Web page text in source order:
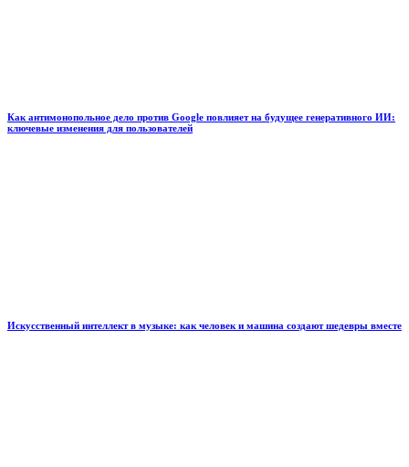
Как антимонопольное дело против Google повлияет на будущее генеративного ИИ:
ключевые изменения для пользователей
Искусственный интеллект в музыке: как человек и машина создают шедевры вместе